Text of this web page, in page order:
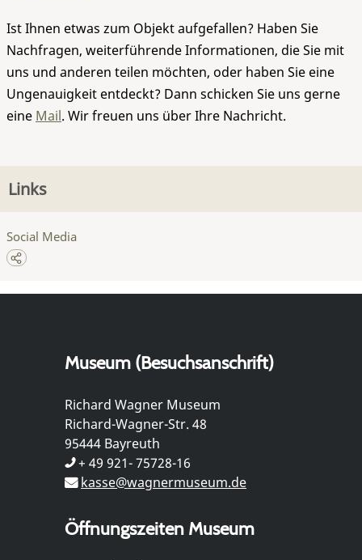
Ist Ihnen etwas zum Objekt aufgefallen? Haben Sie
Nachfragen, weiterführende Informationen, die Sie mit
uns und anderen teilen möchten, oder haben Sie eine
Ungenauigkeit entdeckt? Dann schicken Sie uns gerne
eine Mail. Wir freuen uns über Ihre Nachricht.
Links
Social Media
Museum (Besuchsanschrift)
Richard Wagner Museum
Richard-Wagner-Str. 48
95444 Bayreuth
+ 49 921- 75728-16
kasse@wagnermuseum.de
Öffnungszeiten Museum